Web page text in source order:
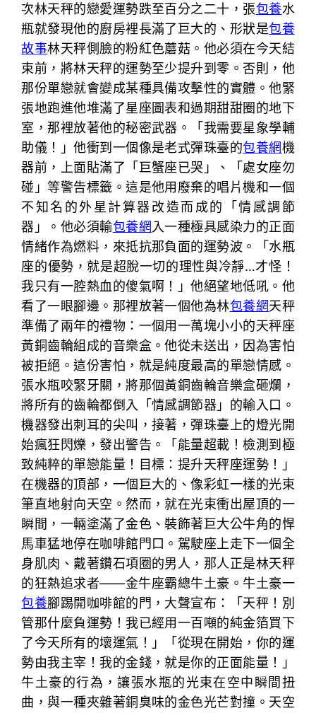
次林天秤的戀愛運勢跌至百分之二十，張包養水
瓶就發現他的廚房裡長滿了巨大的、形狀是包養
故事林天秤側臉的粉紅色蘑菇。他必須在今天結
束前，將林天秤的運勢至少提升到零。否則，他
那份單戀就會變成某種具備攻擊性的實體。他緊
張地跑進他堆滿了星座圖表和過期甜甜圈的地下
室，那裡放著他的秘密武器。「我需要星象學輔
助儀！」他衝到一個像是老式彈珠臺的包養網機
器前，上面貼滿了「巨蟹座已哭」、「處女座勿
碰」等警告標籤。這是他用廢棄的唱片機和一個
不知名的外星計算器改造而成的「情感調節
器」。他必須輸包養網 入一種極具感染力的正面
情緒作為燃料，來抵抗那負面的運勢波。「水瓶
座的優勢，就是超脫一切的理性與冷靜…才怪！
我只有一腔熱血的傻氣啊！」他絕望地低吼。他
看了一眼腳邊。那裡放著一個他為林包養網天秤
準備了兩年的禮物：一個用一萬塊小小的天秤座
黃銅齒輪組成的音樂盒。他從未送出，因為害怕
被拒絕。這份害怕，就是純度最高的單戀情感。
張水瓶咬緊牙關，將那個黃銅齒輪音樂盒砸爛，
將所有的齒輪都倒入「情感調節器」的輸入口。
機器發出刺耳的尖叫，接著，彈珠臺上的燈光開
始瘋狂閃爍，發出警告。「能量超載！檢測到極
致純粹的單戀能量！目標：提升天秤座運勢！」
在機器的頂部，一個巨大的、像彩虹一樣的光束
筆直地射向天空。然而，就在光束衝出屋頂的一
瞬間，一輛塗滿了金色、裝飾著巨大公牛角的悍
馬車猛地停在咖啡館門口。駕駛座上走下一個全
身肌肉、戴著鑽石項圈的男人，那人正是林天秤
的狂熱追求者——金牛座霸總牛土豪。牛土豪一
包養腳踢開咖啡館的門，大聲宣布：「天秤！別
管那什麼負運勢！我已經用一百噸的純金箔買下
了今天所有的壞運氣！」「從現在開始，你的運
勢由我主宰！我的金錢，就是你的正面能量！」
牛土豪的行為，讓張水瓶的光束在空中瞬間扭
曲，與一種夾雜著銅臭味的金色光芒對撞。天空